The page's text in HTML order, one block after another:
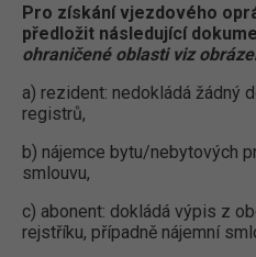
Pro získání vjezdového
předložit následující
ohraničené oblasti viz
a) rezident: nedokládá žádný
registrů,
b) nájemce bytu/nebytových
smlouvu,
c) abonent: dokládá výpis z
rejstříku, případně nájemní